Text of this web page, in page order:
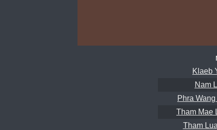
Klaeb
Nam
Phra
Tham Mae
Tham